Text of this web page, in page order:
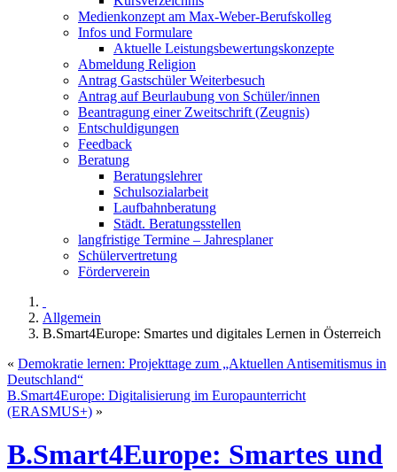
Medienkonzept am Max-Weber-Berufskolleg
Infos und Formulare
Aktuelle Leistungsbewertungskonzepte
Abmeldung Religion
Antrag Gastschüler Weiterbesuch
Antrag auf Beurlaubung von Schüler/innen
Beantragung einer Zweitschrift (Zeugnis)
Entschuldigungen
Feedback
Beratung
Beratungslehrer
Schulsozialarbeit
Laufbahnberatung
Städt. Beratungsstellen
langfristige Termine – Jahresplaner
Schülervertretung
Förderverein
Allgemein
B.Smart4Europe: Smartes und digitales Lernen in Österreich
« Demokratie lernen: Projekttage zum „Aktuellen Antisemitismus in
Deutschland“
B.Smart4Europe: Digitalisierung im Europaunterricht
(ERASMUS+) »
B.Smart4Europe: Smartes und